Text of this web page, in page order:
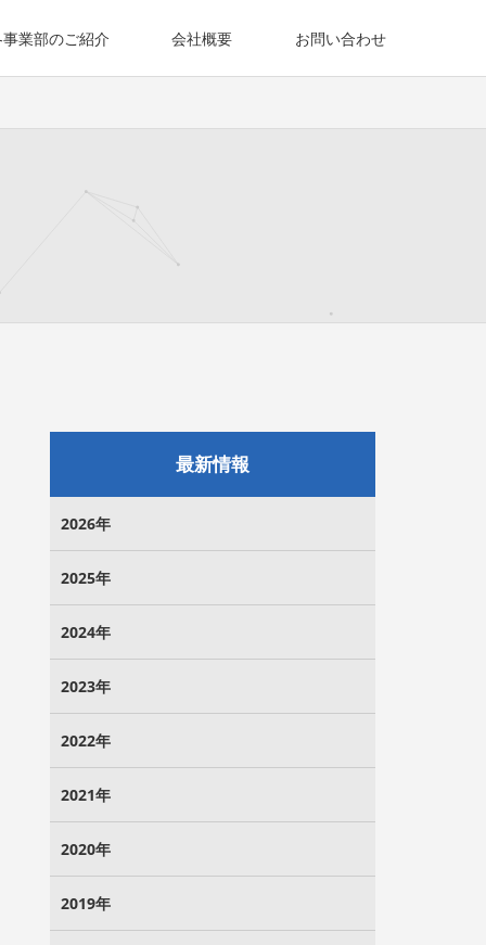
業部のご紹介 会社概要 お問い合わせ
最新情報
2026年
2025年
2024年
2023年
2022年
2021年
2020年
2019年